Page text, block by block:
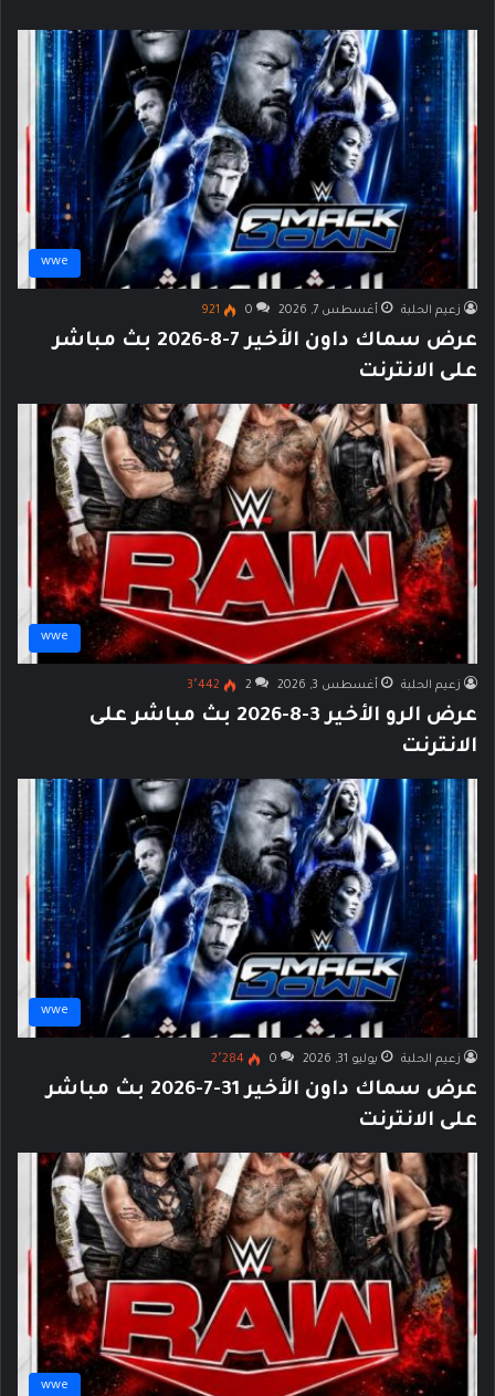
wwe
زعيم الحلبة أغسطس 7, 2026 0
921
عرض سماك داون الأخير 7-8-2026 بث مباشر
على الانترنت
wwe
زعيم الحلبة أغسطس 3, 2026 2 3٬442
عرض الرو الأخير 3-8-2026 بث مباشر على
الانترنت
wwe
زعيم الحلبة يوليو 31, 2026 0 2٬284
عرض سماك داون الأخير 31-7-2026 بث مباشر
على الانترنت
wwe